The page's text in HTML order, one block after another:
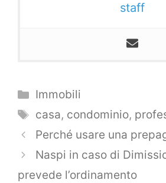
staff
Categorie
Immobili
Tag
casa, condominio,
Navigazione
articolo
Perché usare una
Naspi in caso di
prevede l’ordinamento